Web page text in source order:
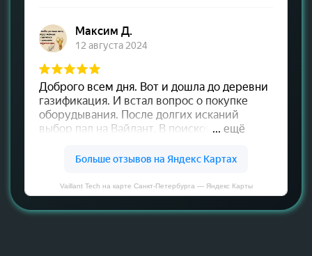
Vaillant Tech на карте Санкт‑Петербурга — Яндекс Карты